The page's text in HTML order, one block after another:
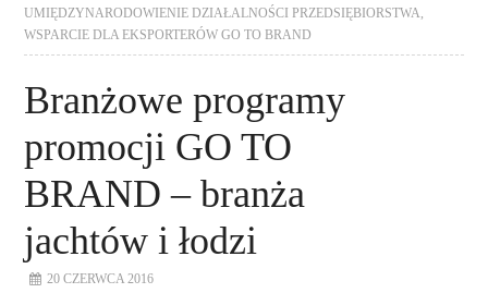
UMIĘDZYNARODOWIENIE DZIAŁALNOŚCI PRZEDSIĘBIORSTWA
WSPARCIE DLA EKSPORTERÓW GO TO BRAND
Branżowe programy
promocji GO TO
BRAND – branża
jachtów i łodzi
20 CZERWCA 2016